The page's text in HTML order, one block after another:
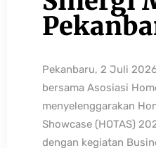
Pekanbaru, 2 Juli
bersama Asosiasi
menyelenggarakan
Showcase (HOTAS)
dengan kegiatan